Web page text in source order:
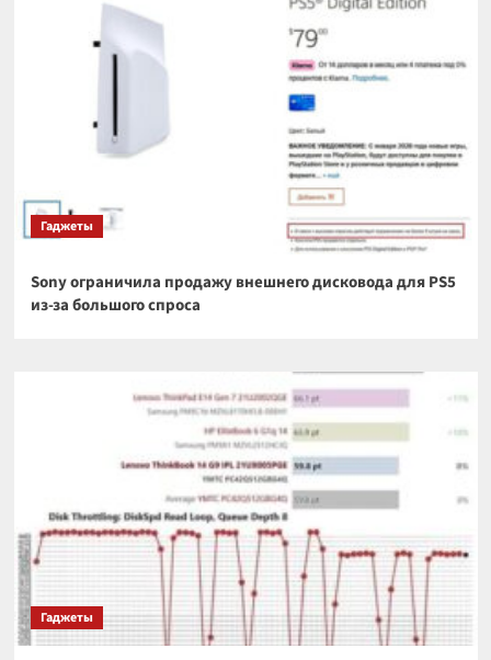
Гаджеты
Sony ограничила продажу внешнего дисковода для PS5
из-за большого спроса
Гаджеты